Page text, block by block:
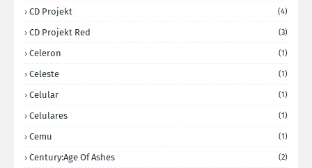
CD Projekt (4)
CD Projekt Red (3)
Celeron (1)
Celeste (1)
Celular (1)
Celulares (1)
Cemu (1)
Century:Age Of Ashes (2)